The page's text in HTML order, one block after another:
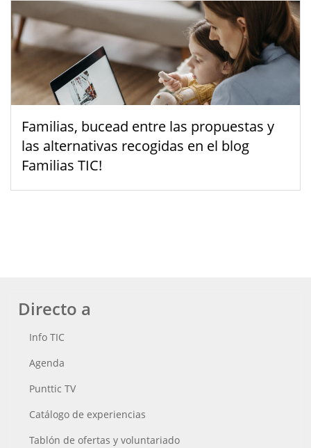
Familias, bucead entre las propuestas y
las alternativas recogidas en el blog
Familias TIC!
Directo a
Info TIC
Agenda
Punttic TV
Catálogo de experiencias
Tablón de ofertas y voluntariado